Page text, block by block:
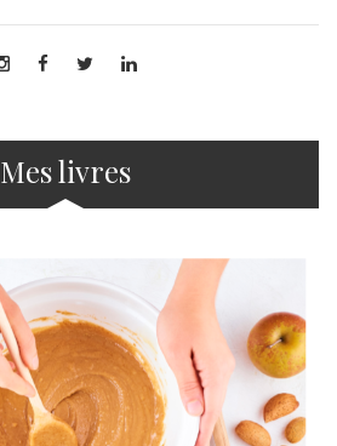
Mes livres